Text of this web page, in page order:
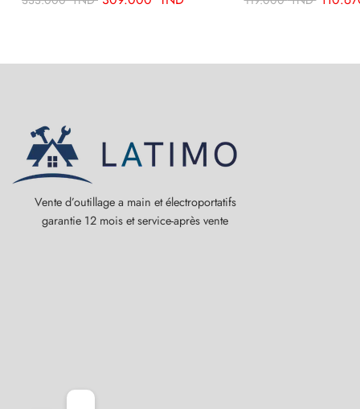
Vente d’outillage a main et électroportatifs
garantie 12 mois et service-après vente